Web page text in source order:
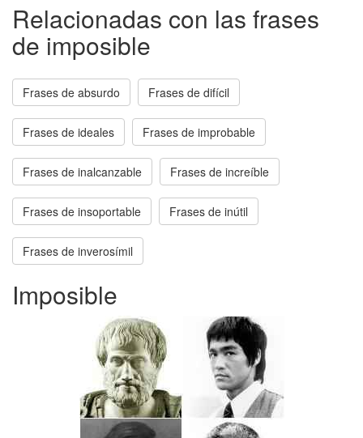
Relacionadas con las frases
de imposible
Frases de absurdo Frases de difícil
Frases de ideales Frases de improbable
Frases de inalcanzable Frases de increíble
Frases de insoportable Frases de inútil
Frases de inverosímil
Imposible